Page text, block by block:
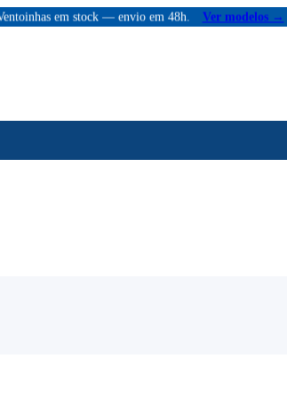
em stock — envio em 48h. Ver modelos →